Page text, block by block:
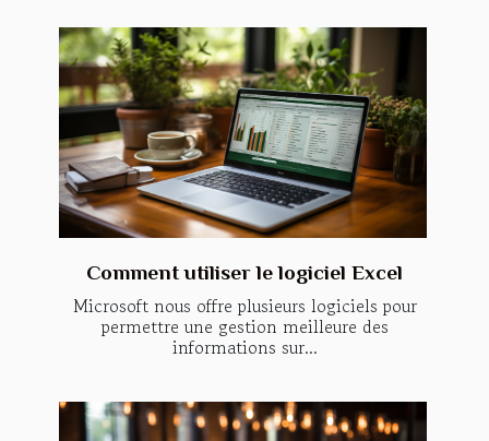
Comment utiliser le logiciel Excel
Microsoft nous offre plusieurs logiciels pour
permettre une gestion meilleure des
informations sur...